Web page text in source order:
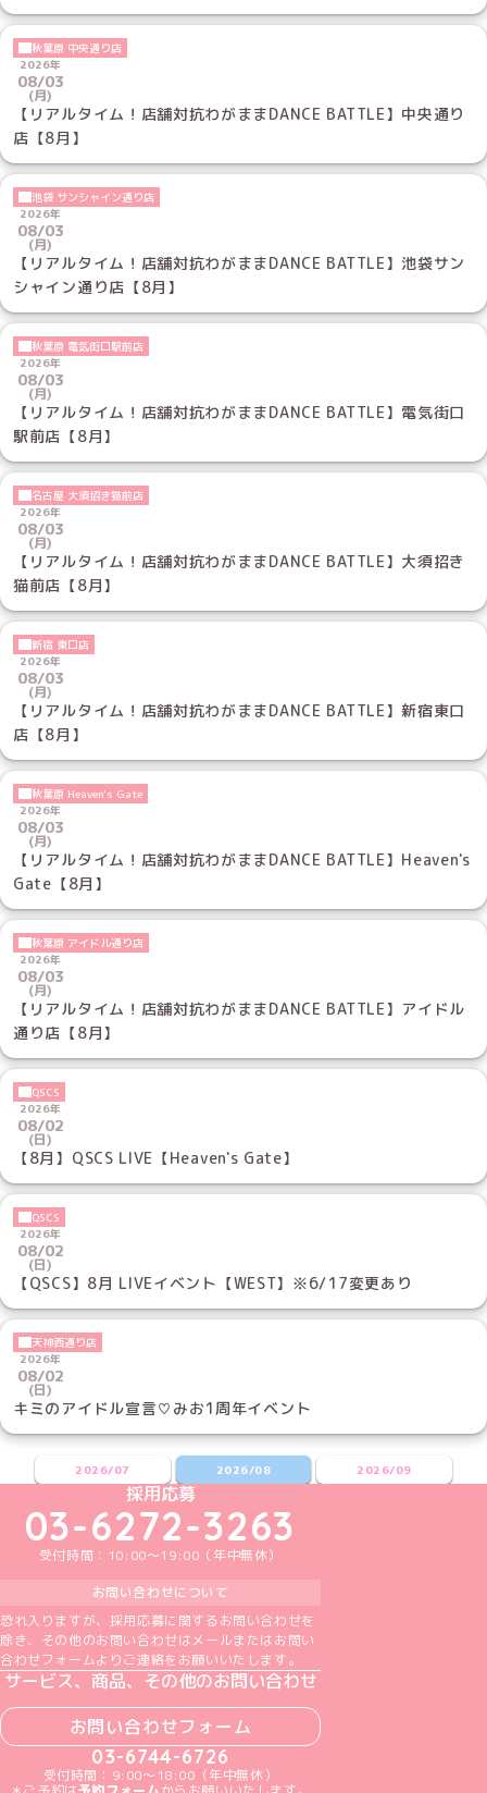
秋葉原 中央通り店
2026年
08/03
(月)
【リアルタイム！店舗対抗わがままDANCE BATTLE】中央通り
店【8月】
池袋 サンシャイン通り店
2026年
08/03
(月)
【リアルタイム！店舗対抗わがままDANCE BATTLE】池袋サン
シャイン通り店【8月】
秋葉原 電気街口駅前店
2026年
08/03
(月)
【リアルタイム！店舗対抗わがままDANCE BATTLE】電気街口
駅前店【8月】
名古屋 大須招き猫前店
2026年
08/03
(月)
【リアルタイム！店舗対抗わがままDANCE BATTLE】大須招き
猫前店【8月】
新宿 東口店
2026年
08/03
(月)
【リアルタイム！店舗対抗わがままDANCE BATTLE】新宿東口
店【8月】
秋葉原 Heaven's Gate
2026年
08/03
(月)
【リアルタイム！店舗対抗わがままDANCE BATTLE】Heaven's
Gate【8月】
秋葉原 アイドル通り店
2026年
08/03
(月)
【リアルタイム！店舗対抗わがままDANCE BATTLE】アイドル
通り店【8月】
QSCS
2026年
08/02
(日)
【8月】QSCS LIVE【Heaven's Gate】
QSCS
2026年
08/02
(日)
【QSCS】8月 LIVEイベント【WEST】※6/17変更あり
天神西通り店
2026年
08/02
(日)
キミのアイドル宣言♡みお1周年イベント
2026/07 2026/08 2026/09
めいどりーみんTikTok公式アカウント
めいどりーみんX公式アカウント
めいどりーみんInstagram公式アカウント
めいどりーみんFacebook公式アカウン
めいどりーみんYouTube公式アカ
採用応募
03-6272-3263
受付時間：10:00～19:00（年中無休）
お問い合わせについて
恐れ入りますが、採用応募に関するお問い合わせを
除き、その他のお問い合わせはメールまたはお問い
合わせフォームよりご連絡をお願いいたします。
サービス、商品、その他のお問い合わせ
お問い合わせフォーム
03-6744-6726
受付時間：9:00～18:00（年中無休）